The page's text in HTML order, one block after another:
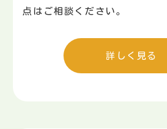
点はご相談ください。
詳しく見る